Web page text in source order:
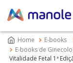
E-books
E-books de
Vitalidade Fetal 1ª